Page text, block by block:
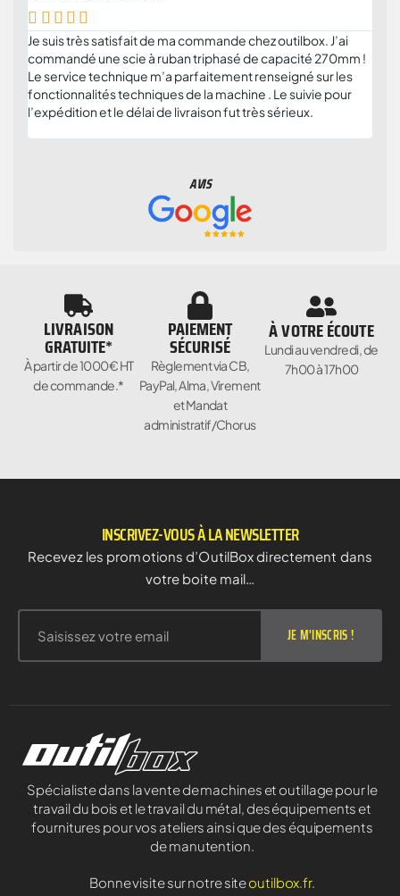
    
Je suis très satisfait de ma commande chez outilbox. J’ai
commandé une scie à ruban triphasé de capacité 270mm !
Le service technique m’a parfaitement renseigné sur les
fonctionnalités techniques de la machine . Le suivie pour
l’expédition et le délai de livraison fut très sérieux.
AVIS
LIVRAISON
GRATUITE*
À partir de 1000€ HT
de commande.*
PAIEMENT
SÉCURISÉ
Règlement via CB,
PayPal, Alma, Virement
et Mandat
administratif/Chorus
À VOTRE ÉCOUTE
Lundi au vendredi, de
7h00 à 17h00
INSCRIVEZ-VOUS À LA NEWSLETTER
Recevez les promotions d’OutilBox directement dans
votre boite mail…
JE M'INSCRIS !
Spécialiste dans la vente de machines et outillage pour le
travail du bois et le travail du métal, des équipements et
fournitures pour vos ateliers ainsi que des équipements
de manutention.
Bonne visite sur notre siteoutilbox.fr.